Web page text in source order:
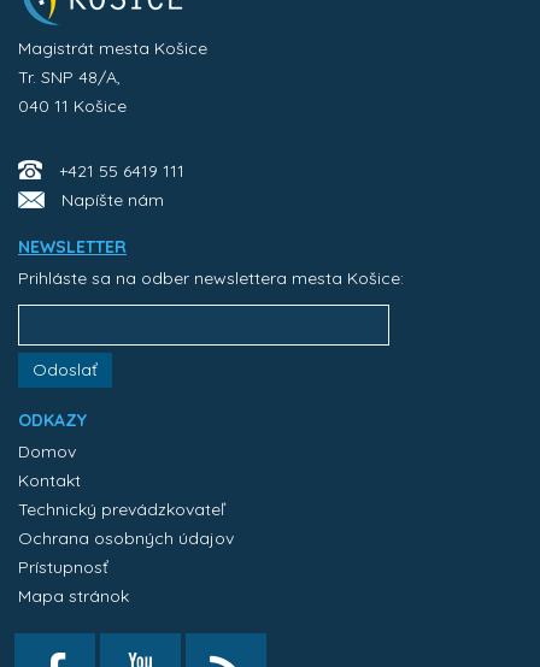
Magistrát mesta Košice
Tr. SNP 48/A,
040 11 Košice
+421 55 6419 111
Napíšte nám
NEWSLETTER
Prihláste sa na odber newslettera mesta Košice:
Odoslať
ODKAZY
Domov
Kontakt
Technický prevádzkovateľ
Ochrana osobných údajov
Prístupnosť
Mapa stránok